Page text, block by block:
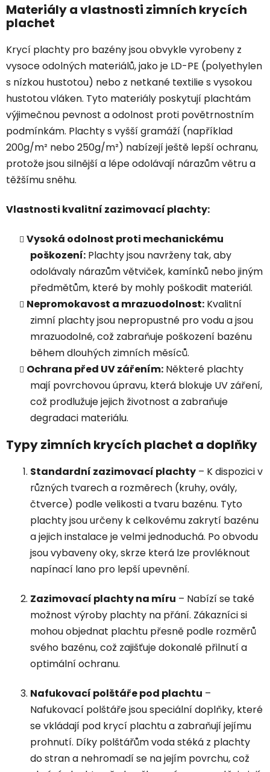
Materiály a vlastnosti zimních krycích
plachet
Krycí plachty pro bazény jsou obvykle vyrobeny z
vysoce odolných materiálů, jako je LD-PE (polyethylen
s nízkou hustotou) nebo z netkané textilie s vysokou
hustotou vláken. Tyto materiály poskytují plachtám
výjimečnou pevnost a odolnost proti povětrnostním
podmínkám. Plachty s vyšší gramáží (například
200g/m² nebo 250g/m²) nabízejí ještě lepší ochranu,
protože jsou silnější a lépe odolávají nárazům větru a
těžšímu sněhu.
Vlastnosti kvalitní zazimovací plachty:
Vysoká odolnost proti mechanickému
poškození: Plachty jsou navrženy tak, aby
odolávaly nárazům větviček, kamínků nebo jiným
předmětům, které by mohly poškodit materiál.
Nepromokavost a mrazuodolnost: Kvalitní
zimní plachty jsou nepropustné pro vodu a jsou
mrazuodolné, což zabraňuje poškození bazénu
během dlouhých zimních měsíců.
Ochrana před UV zářením: Některé plachty
mají povrchovou úpravu, která blokuje UV záření,
což prodlužuje jejich životnost a zabraňuje
degradaci materiálu.
Typy zimních krycích plachet a doplňky
Standardní zazimovací plachty – K dispozici v
různých tvarech a rozměrech (kruhy, ovály,
čtverce) podle velikosti a tvaru bazénu. Tyto
plachty jsou určeny k celkovému zakrytí bazénu
a jejich instalace je velmi jednoduchá. Po obvodu
jsou vybaveny oky, skrze která lze provléknout
napínací lano pro lepší upevnění.
Zazimovací plachty na míru – Nabízí se také
možnost výroby plachty na přání. Zákazníci si
mohou objednat plachtu přesně podle rozměrů
svého bazénu, což zajišťuje dokonalé přilnutí a
optimální ochranu.
Nafukovací polštáře pod plachtu –
Nafukovací polštáře jsou speciální doplňky, které
se vkládají pod krycí plachtu a zabraňují jejímu
prohnutí. Díky polštářům voda stéká z plachty
do stran a nehromadí se na jejím povrchu, což